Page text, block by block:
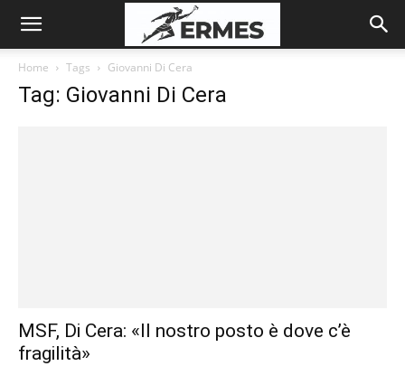
Home Tags Giovanni Di Cera
Tag: Giovanni Di Cera
MSF, Di Cera: «Il nostro posto è dove c’è
fragilità»